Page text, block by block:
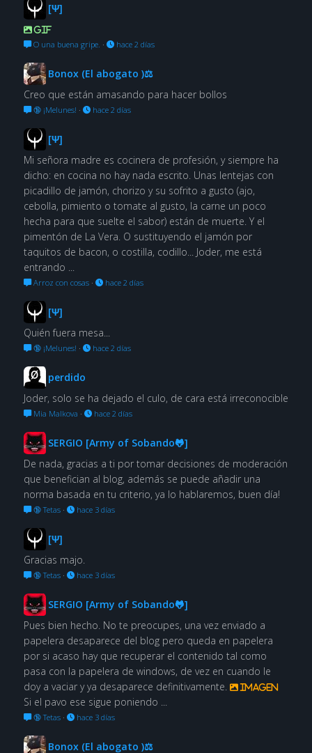
[Ψ]
GIF
O una buena gripe. · hace 2 días
Bonox (El abogato )⚖
Creo que están amasando para hacer bollos
🔞 ¡Melunes! · hace 2 días
[Ψ]
Mi señora madre es cocinera de profesión, y siempre ha
dicho: en cocina no hay nada escrito. Unas lentejas con
picadillo de jamón, chorizo y su sofrito a gusto (ajo,
cebolla, pimiento o tomate al gusto, la carne un poco
hecha para que suelte el sabor) están de muerte. Y el
pimentón de La Vera. O sustituyendo el jamón por
taquitos de bacon, o costilla, codillo... Joder, me está
entrando ...
Arroz con cosas· hace 2 días
[Ψ]
Quién fuera mesa...
🔞 ¡Melunes! · hace 2 días
perdido
Joder, solo se ha dejado el culo, de cara está irreconocible
Mia Malkova · hace 2 días
SERGIO [Army of Sobando🐸]
De nada, gracias a ti por tomar decisiones de moderación
que benefician al blog, además se puede añadir una
norma basada en tu criterio, ya lo hablaremos, buen día!
🔞 Tetas· hace 3 días
[Ψ]
Gracias majo.
🔞 Tetas· hace 3 días
SERGIO [Army of Sobando🐸]
Pues bien hecho. No te preocupes, una vez enviado a
papelera desaparece del blog pero queda en papelera
por si acaso hay que recuperar el contenido tal como
pasa con la papelera de windows, de vez en cuando le
doy a vaciar y ya desaparece definitivamente.
Imagen
Si el pavo ese sigue poniendo ...
🔞 Tetas· hace 3 días
Bonox (El abogato )⚖